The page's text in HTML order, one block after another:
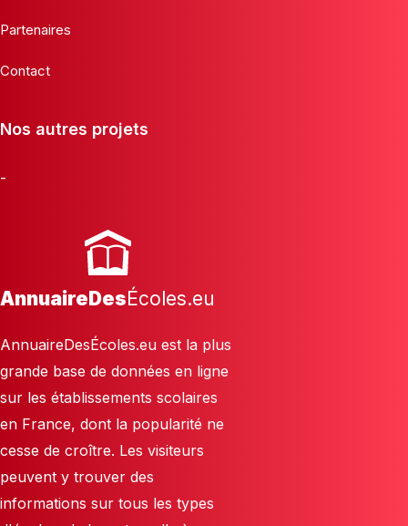
Partenaires
Contact
Nos autres projets
-
AnnuaireDesÉcoles.eu
AnnuaireDesÉcoles.eu est la plus
grande base de données en ligne
sur les établissements scolaires
en France, dont la popularité ne
cesse de croître. Les visiteurs
peuvent y trouver des
informations sur tous les types